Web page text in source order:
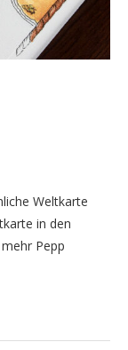
Weltkarte
in den
Pepp